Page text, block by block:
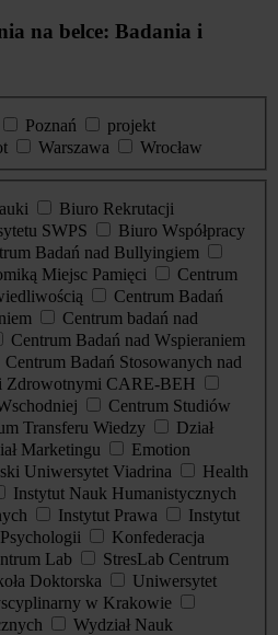
na belce: Badania i
Poznań
projekt
Warszawa
Wrocław
Biuro Rekrutacji
SWPS
Biuro Współpracy
Badań nad Bullyingiem
Miejsc Pamięci
Centrum
Centrum Badań
Centrum badań nad
Centrum Badań nad Wspieraniem
Centrum Badań Stosowanych nad
Zdrowotnymi CARE-BEH
Centrum Studiów
Transferu Wiedzy
Dział
Marketingu
Emotion
Uniwersytet Viadrina
Health
Instytut Nauk Humanistycznych
Instytut Prawa
Instytut
Konfederacja
Lab
StresLab Centrum
Doktorska
Uniwersytet
w Krakowie
Wydział Nauk